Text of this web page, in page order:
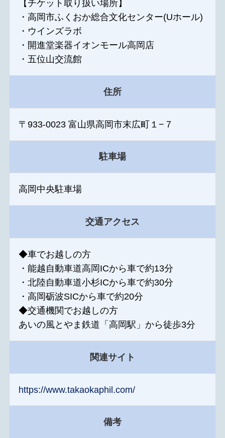
【チケット取り扱い場所】
・高岡市ふくおか総合文化センター(Uホール)
・ウインズラボ
・開進堂楽器イオンモール高岡店
・五位山交流館
住所
〒933-0023 富山県高岡市末広町１−７
駐車場
高岡中央駐車場
交通アクセス
◆車でお越しの方
・能越自動車道高岡ICから車で約13分
・北陸自動車道小杉ICから車で約30分
・高岡砺波SICから車で約20分
◆交通機関でお越しの方
あいの風とやま鉄道「高岡駅」から徒歩3分
関連サイト
https://www.takaokaphil.com/
備考